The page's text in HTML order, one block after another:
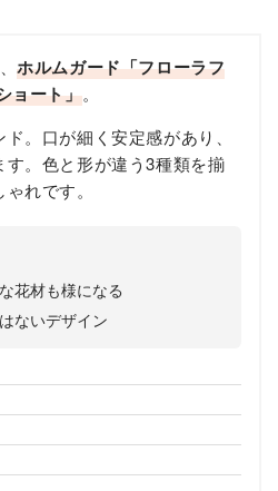
ホルムガード「フローラフ
ョート」。
。口が細く安定感があり、
。色と形が違う3種類を揃
れです。
花材も様になる
ないデザイン